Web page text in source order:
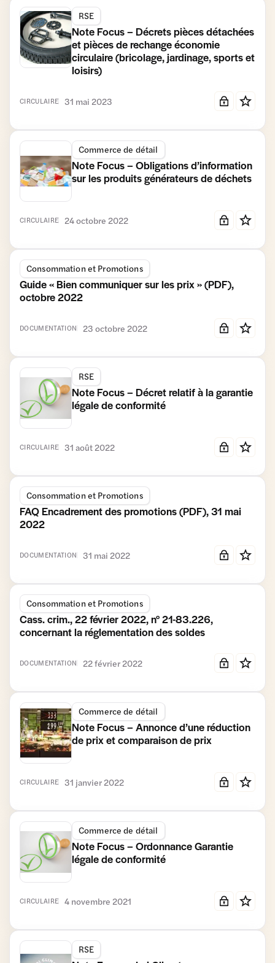
RSE
Note Focus – Décrets pièces détachées
et pièces de rechange économie
circulaire (bricolage, jardinage, sports et
loisirs)
CIRCULAIRE 31 mai 2023
Commerce de détail
Note Focus – Obligations d’information
sur les produits générateurs de déchets
CIRCULAIRE 24 octobre 2022
Consommation et Promotions
Guide « Bien communiquer sur les prix » (PDF),
octobre 2022
DOCUMENTATION 23 octobre 2022
RSE
Note Focus – Décret relatif à la garantie
légale de conformité
CIRCULAIRE 31 août 2022
Consommation et Promotions
FAQ Encadrement des promotions (PDF), 31 mai
2022
DOCUMENTATION 31 mai 2022
Consommation et Promotions
Cass. crim., 22 février 2022, n° 21-83.226,
concernant la réglementation des soldes
DOCUMENTATION 22 février 2022
Commerce de détail
Note Focus – Annonce d’une réduction
de prix et comparaison de prix
CIRCULAIRE 31 janvier 2022
Commerce de détail
Note Focus – Ordonnance Garantie
légale de conformité
CIRCULAIRE 4 novembre 2021
RSE